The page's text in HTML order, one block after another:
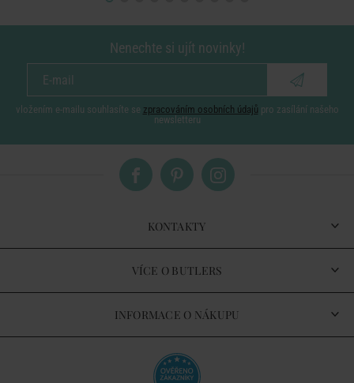
Nenechte si ujít novinky!
vložením e-mailu souhlasíte se zpracováním osobních údajů pro zasílání našeho
newsletteru
KONTAKTY
VÍCE O BUTLERS
INFORMACE O NÁKUPU